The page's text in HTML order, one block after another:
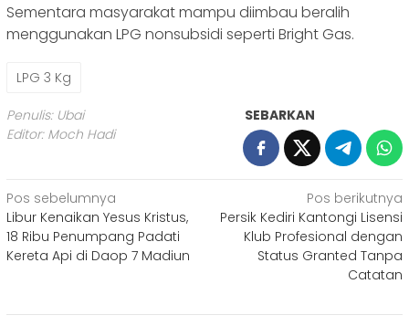
Sementara masyarakat mampu diimbau beralih
menggunakan LPG nonsubsidi seperti Bright Gas.
LPG 3 Kg
Penulis: Ubai
Editor: Moch Hadi
SEBARKAN
Navigasi
pos
Pos sebelumnya
Libur Kenaikan Yesus Kristus,
18 Ribu Penumpang Padati
Kereta Api di Daop 7 Madiun
Pos berikutnya
Persik Kediri Kantongi Lisensi
Klub Profesional dengan
Status Granted Tanpa
Catatan